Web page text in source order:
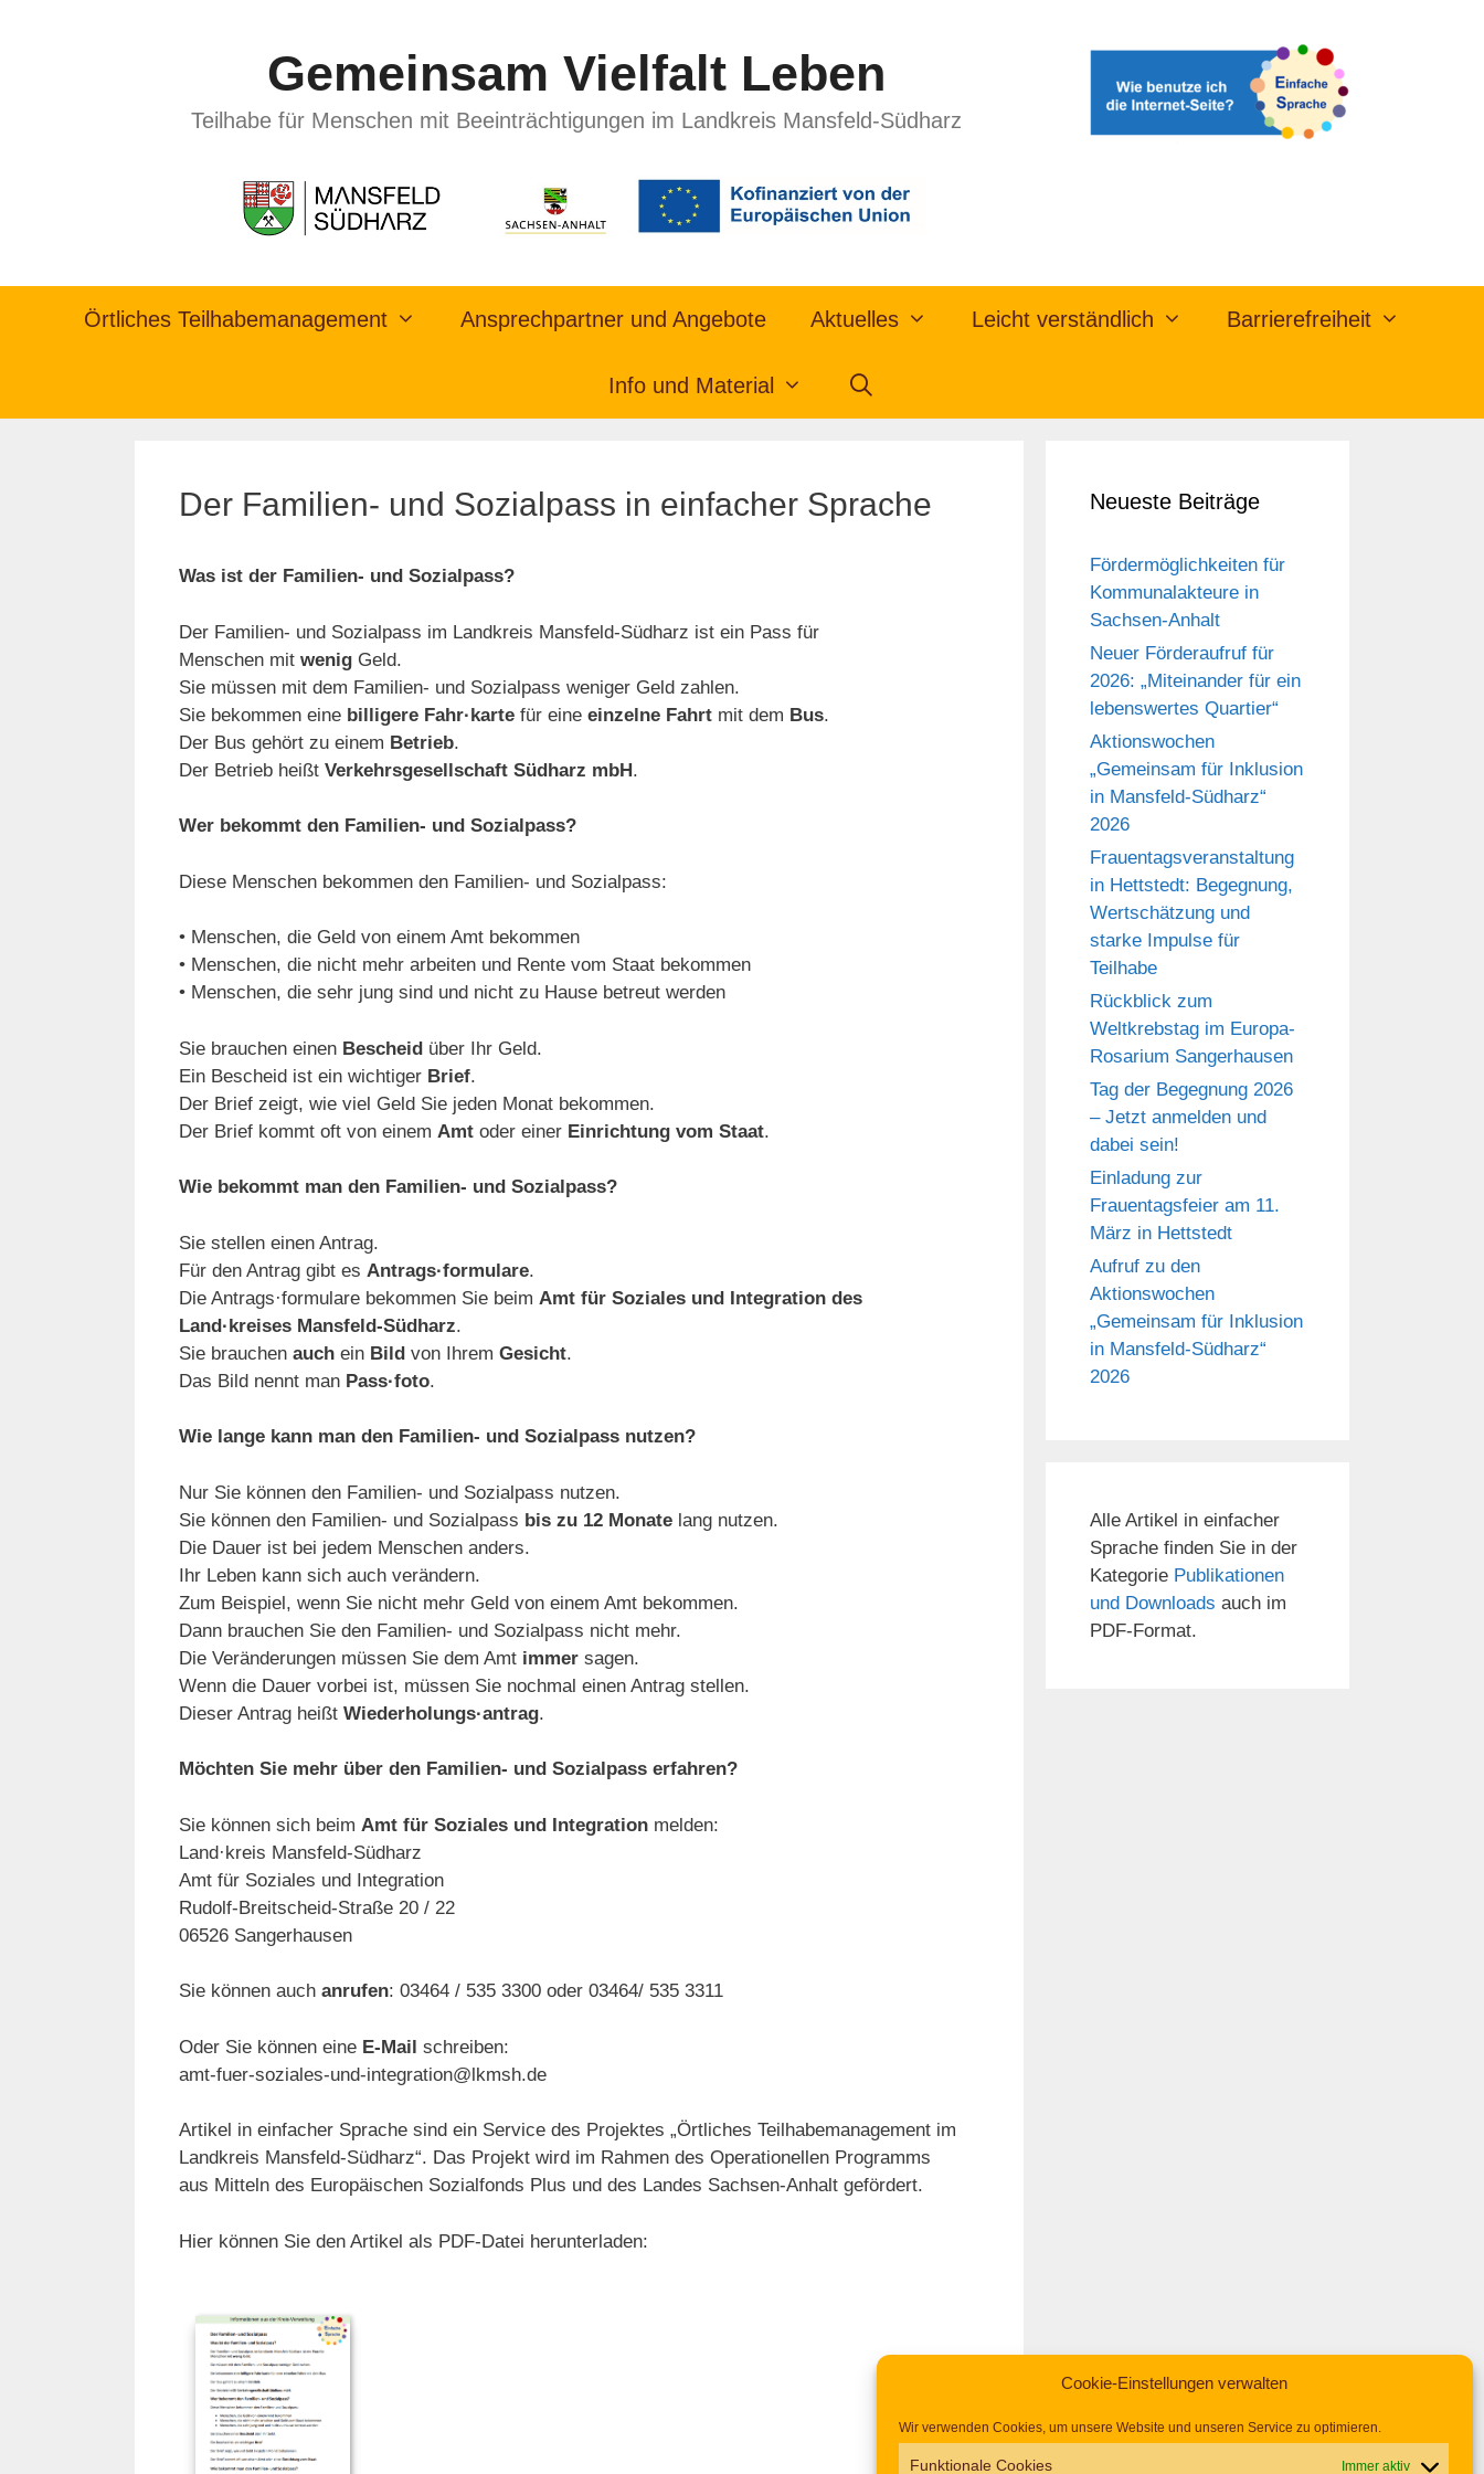
Cookie-Einstellungen verwalten
Wir verwenden Cookies, um unsere Website und unseren Service zu optimieren.
Funktionale Cookies Immer aktiv
Gemeinsam Vielfalt Leben
Teilhabe für Menschen mit Beeinträchtigungen im Landkreis Mansfeld-Südharz
Örtliches Teilhabemanagement Ansprechpartner und Angebote Aktuelles Leicht verständlich Barrierefreiheit
Info und Material
Der Familien- und Sozialpass in einfacher Sprache
Was ist der Familien- und Sozialpass?
Der Familien- und Sozialpass im Landkreis Mansfeld-Südharz ist ein Pass für
Menschen mit wenig Geld.
Sie müssen mit dem Familien- und Sozialpass weniger Geld zahlen.
Sie bekommen eine billigere Fahr·karte für eine einzelne Fahrt mit dem Bus.
Der Bus gehört zu einem Betrieb.
Der Betrieb heißt Verkehrsgesellschaft Südharz mbH.
Wer bekommt den Familien- und Sozialpass?
Diese Menschen bekommen den Familien- und Sozialpass:
• Menschen, die Geld von einem Amt bekommen
• Menschen, die nicht mehr arbeiten und Rente vom Staat bekommen
• Menschen, die sehr jung sind und nicht zu Hause betreut werden
Sie brauchen einen Bescheid über Ihr Geld.
Ein Bescheid ist ein wichtiger Brief.
Der Brief zeigt, wie viel Geld Sie jeden Monat bekommen.
Der Brief kommt oft von einem Amt oder einer Einrichtung vom Staat.
Wie bekommt man den Familien- und Sozialpass?
Sie stellen einen Antrag.
Für den Antrag gibt es Antrags·formulare.
Die Antrags·formulare bekommen Sie beim Amt für Soziales und Integration des
Land·kreises Mansfeld-Südharz.
Sie brauchen auch ein Bild von Ihrem Gesicht.
Das Bild nennt man Pass·foto.
Wie lange kann man den Familien- und Sozialpass nutzen?
Nur Sie können den Familien- und Sozialpass nutzen.
Sie können den Familien- und Sozialpass bis zu 12 Monate lang nutzen.
Die Dauer ist bei jedem Menschen anders.
Ihr Leben kann sich auch verändern.
Zum Beispiel, wenn Sie nicht mehr Geld von einem Amt bekommen.
Dann brauchen Sie den Familien- und Sozialpass nicht mehr.
Die Veränderungen müssen Sie dem Amt immer sagen.
Wenn die Dauer vorbei ist, müssen Sie nochmal einen Antrag stellen.
Dieser Antrag heißt Wiederholungs·antrag.
Möchten Sie mehr über den Familien- und Sozialpass erfahren?
Sie können sich beim Amt für Soziales und Integration melden:
Land·kreis Mansfeld-Südharz
Amt für Soziales und Integration
Rudolf-Breitscheid-Straße 20 / 22
06526 Sangerhausen
Sie können auch anrufen: 03464 / 535 3300 oder 03464/ 535 3311
Oder Sie können eine E-Mail schreiben:
amt-fuer-soziales-und-integration@lkmsh.de
Artikel in einfacher Sprache sind ein Service des Projektes „Örtliches Teilhabemanagement im
Landkreis Mansfeld-Südharz“. Das Projekt wird im Rahmen des Operationellen Programms
aus Mitteln des Europäischen Sozialfonds Plus und des Landes Sachsen-Anhalt gefördert.
Hier können Sie den Artikel als PDF-Datei herunterladen:
Neueste Beiträge
Fördermöglichkeiten für
Kommunalakteure in
Sachsen-Anhalt
Neuer Förderaufruf für
2026: „Miteinander für ein
lebenswertes Quartier“
Aktionswochen
„Gemeinsam für Inklusion
in Mansfeld-Südharz“
2026
Frauentagsveranstaltung
in Hettstedt: Begegnung,
Wertschätzung und
starke Impulse für
Teilhabe
Rückblick zum
Weltkrebstag im Europa-
Rosarium Sangerhausen
Tag der Begegnung 2026
– Jetzt anmelden und
dabei sein!
Einladung zur
Frauentagsfeier am 11.
März in Hettstedt
Aufruf zu den
Aktionswochen
„Gemeinsam für Inklusion
in Mansfeld-Südharz“
2026
Alle Artikel in einfacher
Sprache finden Sie in der
Kategorie Publikationen
und Downloads auch im
PDF-Format.